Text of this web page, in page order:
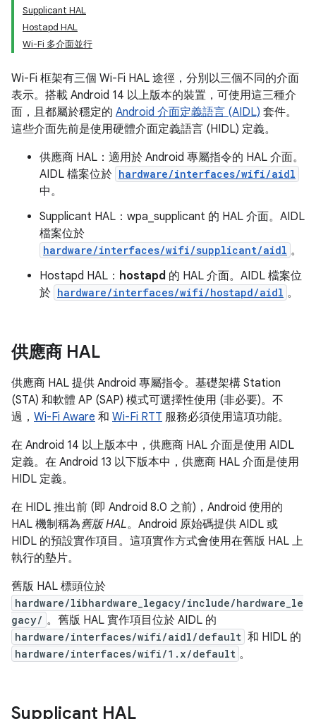
Supplicant HAL
Hostapd HAL
Wi-Fi 多介面並行
Wi-Fi 框架有三個 Wi-Fi HAL 途徑，分別以三個不同的介面
表示。搭載 Android 14 以上版本的裝置，可使用這三種介
面，且都屬於穩定的 Android 介面定義語言 (AIDL) 套件。
這些介面先前是使用硬體介面定義語言 (HIDL) 定義。
供應商 HAL：適用於 Android 專屬指令的 HAL 介面。
AIDL 檔案位於 hardware/interfaces/wifi/aidl
中。
Supplicant HAL：wpa_supplicant 的 HAL 介面。AIDL
檔案位於
hardware/interfaces/wifi/supplicant/aidl 。
Hostapd HAL： hostapd 的 HAL 介面。AIDL 檔案位
於 hardware/interfaces/wifi/hostapd/aidl 。
供應商 HAL
供應商 HAL 提供 Android 專屬指令。基礎架構 Station
(STA) 和軟體 AP (SAP) 模式可選擇性使用 (非必要)。不
過， Wi-Fi Aware 和 Wi-Fi RTT 服務必須使用這項功能。
在 Android 14 以上版本中，供應商 HAL 介面是使用 AIDL
定義。在 Android 13 以下版本中，供應商 HAL 介面是使用
HIDL 定義。
在 HIDL 推出前 (即 Android 8.0 之前)，Android 使用的
HAL 機制稱為舊版 HAL。Android 原始碼提供 AIDL 或
HIDL 的預設實作項目。這項實作方式會使用在舊版 HAL 上
執行的墊片。
舊版 HAL 標頭位於
hardware/libhardware_legacy/include/hardware_le
gacy/ 。舊版 HAL 實作項目位於 AIDL 的
hardware/interfaces/wifi/aidl/default 和 HIDL 的
hardware/interfaces/wifi/1.x/default 。
Supplicant HAL